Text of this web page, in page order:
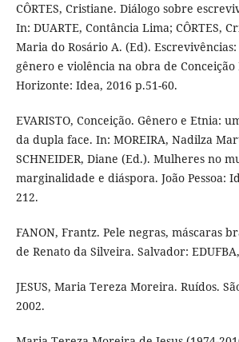
CÔRTES, Cristiane. Diálogo sobre
In: DUARTE, Contância Lima; CÔRTES,
Maria do Rosário A. (Ed).
gênero e violência na obra de Conceição
Horizonte: Idea, 2016 p.51-60.
EVARISTO, Conceição. Gênero e Etnia:
da dupla face. In: MOREIRA, Nadilza
SCHNEIDER, Diane (Ed.). Mulheres no
marginalidade e diáspora. João Pessoa:
212.
FANON, Frantz. Pele negras, máscaras
de Renato da Silveira. Salvador:
JESUS, Maria Tereza Moreira. Ruídos.
2002.